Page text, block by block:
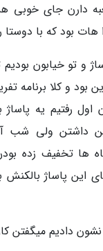
دارن جای خوبی
بود که با دوستا
و تو خیابون
بود و کلا برنامه
اول رفتیم یه
داشتن ولی شب
ها تخفیف زده
این پاساژ بالکنش
دادیم میگفتن